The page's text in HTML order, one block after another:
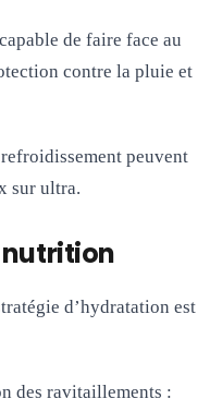
de faire face au
contre la pluie et
peuvent
sur ultra.
nutrition
d’hydratation est
des ravitaillements :